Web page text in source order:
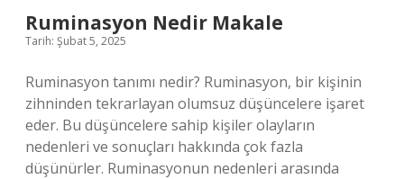
Ruminasyon Nedir Makale
Tarih: Şubat 5, 2025
Ruminasyon tanımı nedir? Ruminasyon, bir kişinin
zihninden tekrarlayan olumsuz düşüncelere işaret
eder. Bu düşüncelere sahip kişiler olayların
nedenleri ve sonuçları hakkında çok fazla
düşünürler. Ruminasyonun nedenleri arasında